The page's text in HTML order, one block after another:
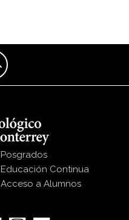
Posgrados
Educación Continua
Acceso a Alumnos